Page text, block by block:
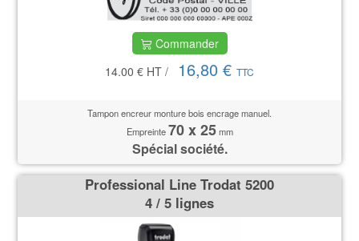
Commander
14.00 € HT / 16,80 € TTC
Tampon encreur monture bois encrage manuel.
Empreinte70 x 25mm
Spécial société.
Professional Line Trodat 5200
4 / 5 lignes